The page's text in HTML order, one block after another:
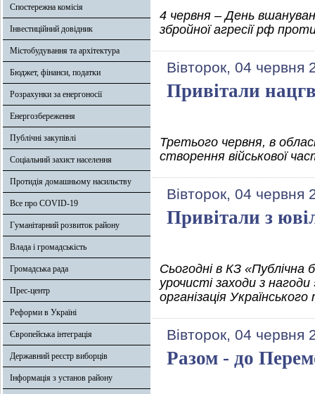
Спостережна комісія
Інвестиційний довідник
Містобудування та архітектура
Бюджет, фінанси, податки
Розрахунки за енергоносії
Енергозбереження
Публічні закупівлі
Соціальний захист населення
Протидія домашньому насильству
Все про COVID-19
Гуманітарний розвиток району
Влада і громадськість
Громадська рада
Прес-центр
Реформи в Україні
Європейська інтеграція
Державний реєстр виборців
Інформація з установ району
4 червня – День
збройної агресії рф
Вівторок, 04 червня
Привітали
Третього червня, в
створення військової
Вівторок, 04 червня
Привітали з
Сьогодні в КЗ «Публічна
урочисті заходи з
організація
Вівторок, 04 червня
Разом - до